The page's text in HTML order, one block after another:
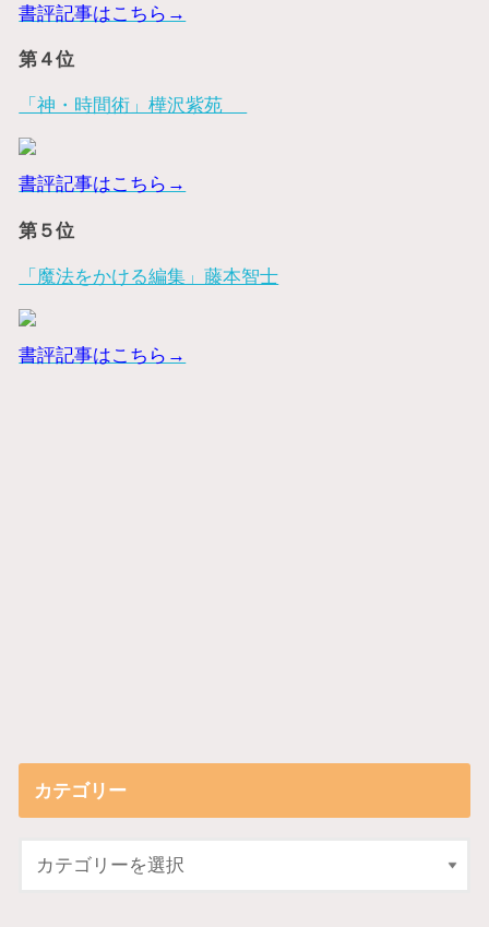
書評記事はこちら→
第４位
「神・時間術」樺沢紫苑
書評記事はこちら→
第５位
「魔法をかける編集」藤本智士
書評記事はこちら→
カテゴリー